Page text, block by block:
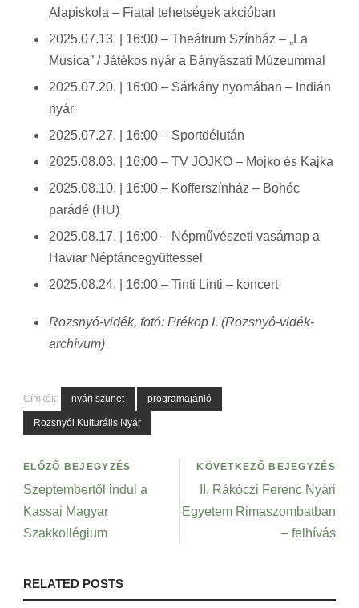
Alapiskola – Fiatal tehetségek akcióban
2025.07.13. | 16:00 – Theátrum Színház – „La
Musica” / Játékos nyár a Bányászati Múzeummal
2025.07.20. | 16:00 – Sárkány nyomában – Indián
nyár
2025.07.27. | 16:00 – Sportdélután
2025.08.03. | 16:00 – TV JOJKO – Mojko és Kajka
2025.08.10. | 16:00 – Kofferszínház – Bohóc
parádé (HU)
2025.08.17. | 16:00 – Népművészeti vasárnap a
Haviar Néptáncegyüttessel
2025.08.24. | 16:00 – Tinti Linti – koncert
Rozsnyó-vidék, fotó: Prékop I. (Rozsnyó-vidék-
archívum)
Címkék: nyári szünet programajánló
Rozsnyói Kulturális Nyár
ELŐZŐ BEJEGYZÉS
Szeptembertől indul a
Kassai Magyar
Szakkollégium
KÖVETKEZŐ BEJEGYZÉS
II. Rákóczi Ferenc Nyári
Egyetem Rimaszombatban
– felhívás
RELATED POSTS